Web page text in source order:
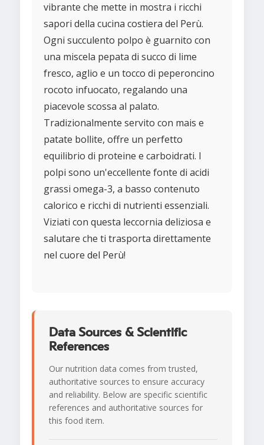
vibrante che mette in mostra i ricchi
sapori della cucina costiera del Perù.
Ogni succulento polpo è guarnito con
una miscela pepata di succo di lime
fresco, aglio e un tocco di peperoncino
rocoto infuocato, regalando una
piacevole scossa al palato.
Tradizionalmente servito con mais e
patate bollite, offre un perfetto
equilibrio di proteine e carboidrati. I
polpi sono un'eccellente fonte di acidi
grassi omega-3, a basso contenuto
calorico e ricchi di nutrienti essenziali.
Viziati con questa leccornia deliziosa e
salutare che ti trasporta direttamente
nel cuore del Perù!
Data Sources & Scientific
References
Our nutrition data comes from trusted,
authoritative sources to ensure accuracy
and reliability. Below are specific scientific
references and authoritative sources for
this food item.